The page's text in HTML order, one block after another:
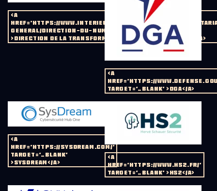
<A
HREF='HTTPS://WWW.INTERIEUR.GOUV.FR/MINISTERE/
GENERAL/DIRECTION-DU-NUMERIQUE' TARGET='_BLANK'
>DIRECTION DE LA TRANSFORMATION NUMERIQUE (DTNUM)</A>
<A
HREF='HTTPS://
TARGET='_BLANK' >DGA</A>
<A
HREF='HTTPS://SYSDREAM.COM/'
TARGET='_BLANK'
>SYSDREAM</A>
<A
HREF='HTTPS://WWW.HS2.FR/'
TARGET='_BLANK' >HS2</A>